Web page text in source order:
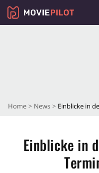
Home News
Einblicke in